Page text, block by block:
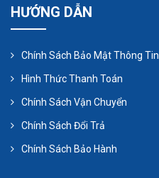
HƯỚNG DẪN
Chính Sách Bảo Mật Thông Tin
Hình Thức Thanh Toán
Chính Sách Vận Chuyển
Chính Sách Đổi Trả
Chính Sách Bảo Hành